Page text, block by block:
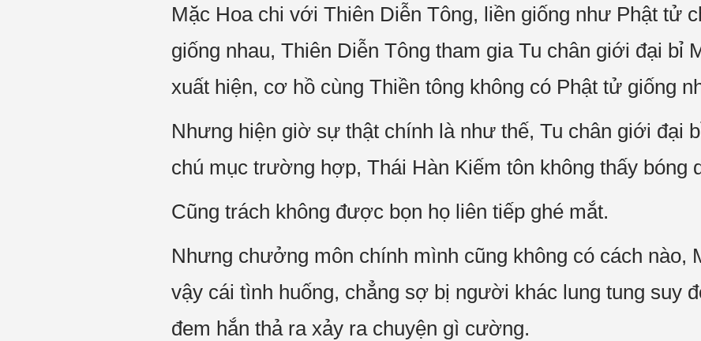
Mặc Hoa chi với Thiên Diễn Tông, liền giống như Phật tử
giống nhau, Thiên Diễn Tông tham gia Tu chân giới đại bỉ
xuất hiện, cơ hồ cùng Thiền tông không có Phật tử giống
Nhưng hiện giờ sự thật chính là như thế, Tu chân giới đại
chú mục trường hợp, Thái Hàn Kiếm tôn không thấy bóng
Cũng trách không được bọn họ liên tiếp ghé mắt.
Nhưng chưởng môn chính mình cũng không có cách nào,
vậy cái tình huống, chẳng sợ bị người khác lung tung suy
đem hắn thả ra xảy ra chuyện gì cường.